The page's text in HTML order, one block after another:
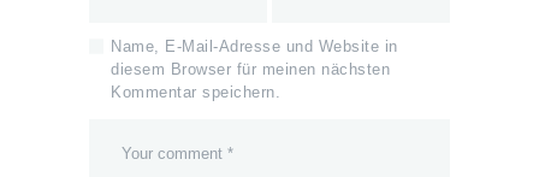
Name, E-Mail-Adresse und Website in
diesem Browser für meinen nächsten
Kommentar speichern.